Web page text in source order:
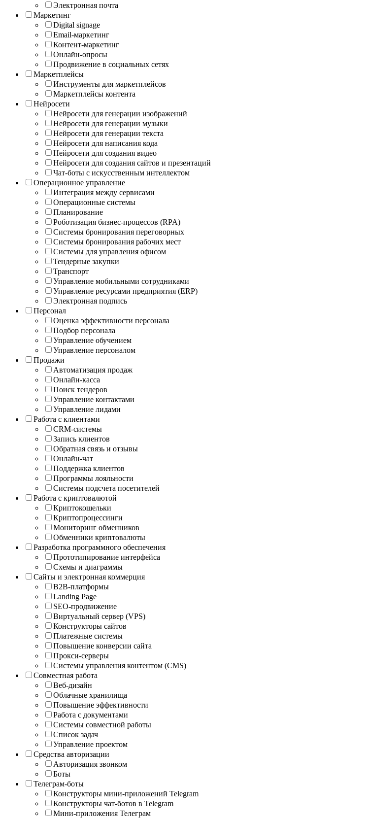
Электронная почта
Маркетинг
Digital signage
Email-маркетинг
Контент-маркетинг
Онлайн-опросы
Продвижение в социальных сетях
Маркетплейсы
Инструменты для маркетплейсов
Маркетплейсы контента
Нейросети
Нейросети для генерации изображений
Нейросети для генерации музыки
Нейросети для генерации текста
Нейросети для написания кода
Нейросети для создания видео
Нейросети для создания сайтов и презентаций
Чат-боты с искусственным интеллектом
Операционное управление
Интеграция между сервисами
Операционные системы
Планирование
Роботизация бизнес-процессов (RPA)
Системы бронирования переговорных
Системы бронирования рабочих мест
Системы для управления офисом
Тендерные закупки
Транспорт
Управление мобильными сотрудниками
Управление ресурсами предприятия (ERP)
Электронная подпись
Персонал
Оценка эффективности персонала
Подбор персонала
Управление обучением
Управление персоналом
Продажи
Автоматизация продаж
Онлайн-касса
Поиск тендеров
Управление контактами
Управление лидами
Работа с клиентами
CRM-системы
Запись клиентов
Обратная связь и отзывы
Онлайн-чат
Поддержка клиентов
Программы лояльности
Системы подсчета посетителей
Работа с криптовалютой
Криптокошельки
Криптопроцессинги
Мониторинг обменников
Обменники криптовалюты
Разработка программного обеспечения
Прототипирование интерфейса
Схемы и диаграммы
Сайты и электронная коммерция
B2B-платформы
Landing Page
SEO-продвижение
Виртуальный сервер (VPS)
Конструкторы сайтов
Платежные системы
Повышение конверсии сайта
Прокси-серверы
Системы управления контентом (CMS)
Совместная работа
Веб-дизайн
Облачные хранилища
Повышение эффективности
Работа с документами
Системы совместной работы
Список задач
Управление проектом
Средства авторизации
Авторизация звонком
Боты
Телеграм-боты
Конструкторы мини-приложений Telegram
Конструкторы чат-ботов в Telegram
Мини-приложения Телеграм